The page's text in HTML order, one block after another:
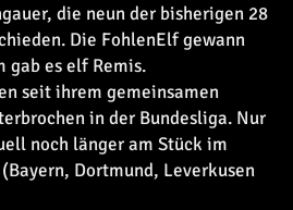
die neun der bisherigen 28
Die FohlenElf gewann
gab es elf Remis.
seit ihrem gemeinsamen
in der Bundesliga. Nur
noch länger am Stück im
Dortmund, Leverkusen